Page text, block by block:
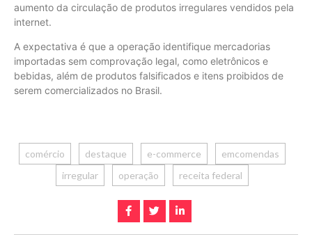
aumento da circulação de produtos irregulares vendidos pela
internet.
A expectativa é que a operação identifique mercadorias
importadas sem comprovação legal, como eletrônicos e
bebidas, além de produtos falsificados e itens proibidos de
serem comercializados no Brasil.
comércio destaque e-commerce
emcomendas
irregular
operação receita federal